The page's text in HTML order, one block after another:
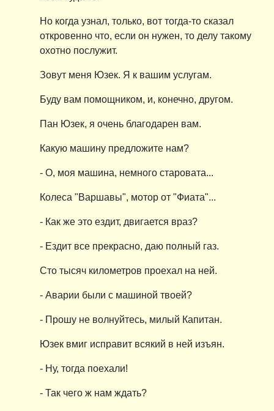
Но когда узнал, только, вот тогда-то сказал
откровенно что, если он нужен, то делу такому
охотно послужит.
Зовут меня Юзек. Я к вашим услугам.
Буду вам помощником, и, конечно, другом.
Пан Юзек, я очень благодарен вам.
Какую машину предложите нам?
- О, моя машина, немного старовата...
Колеса "Варшавы", мотор от "Фиата"...
- Как же это ездит, двигается враз?
- Ездит все прекрасно, даю полный газ.
Сто тысяч километров проехал на ней.
- Аварии были с машиной твоей?
- Прошу не волнуйтесь, милый Капитан.
Юзек вмиг исправит всякий в ней изъян.
- Ну, тогда поехали!
- Так чего ж нам ждать?